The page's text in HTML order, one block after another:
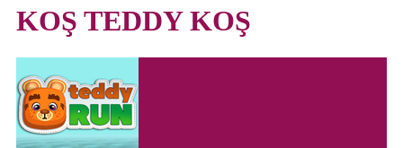
KOŞ TEDDY KOŞ